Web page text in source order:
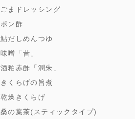
ごまドレッシング
ポン酢
鮎だしめんつゆ
味噌「昔」
酒粕赤酢「潤朱」
きくらげの旨煮
乾燥きくらげ
桑の葉茶(スティックタイプ)